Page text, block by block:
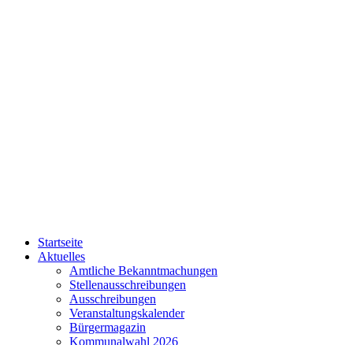
Startseite
Aktuelles
Amtliche Bekanntmachungen
Stellenausschreibungen
Ausschreibungen
Veranstaltungskalender
Bürgermagazin
Kommunalwahl 2026